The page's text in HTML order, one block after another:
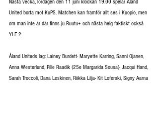
Nästa vecka, lördagen den 11 juni klockan 19.00 spelar Åland
United borta mot KuPS. Matchen kan framför allt ses i Kuopio, men
om man inte är där finns ju Ruutu+ och nästa helg faktiskt också
YLE 2.
Åland Uniteds lag: Lainey Burdett- Maryette Karring, Sanni Ojanen,
Anna Westerlund, Pille Raadik (25e Margarida Sousa)- Jacqui Hand,
Sarah Troccoli, Dana Leskinen, Riikka Lilja- Kit Loferski, Signy Aarna